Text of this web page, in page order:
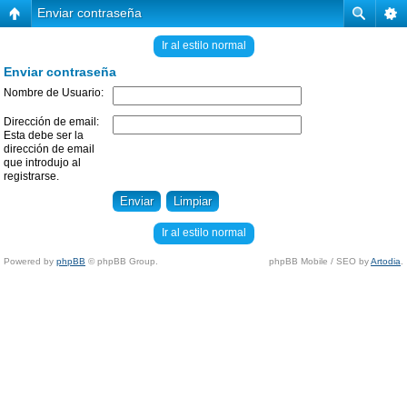
Enviar contraseña
Ir al estilo normal
Enviar contraseña
Nombre de Usuario:
Dirección de email:
Esta debe ser la
dirección de email
que introdujo al
registrarse.
Ir al estilo normal
Powered by phpBB © phpBB Group. phpBB Mobile / SEO byArtodia